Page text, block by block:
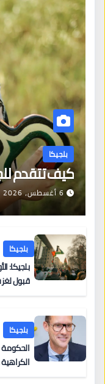
بلجيكا
كيف تتقدم
6 أغسطس، 2026
بلجيكا
بلجيكا
الحكومة